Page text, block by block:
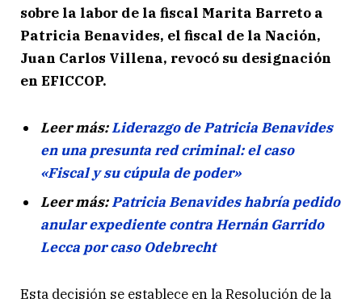
sobre la labor de la fiscal Marita Barreto a
Patricia Benavides, el fiscal de la Nación,
Juan Carlos Villena, revocó su designación
en EFICCOP.
Leer más:Liderazgo de Patricia Benavides
en una presunta red criminal: el caso
«Fiscal y su cúpula de poder»
Leer más:Patricia Benavides habría pedido
anular expediente contra Hernán Garrido
Lecca por caso Odebrecht
Esta decisión se establece en la Resolución de la